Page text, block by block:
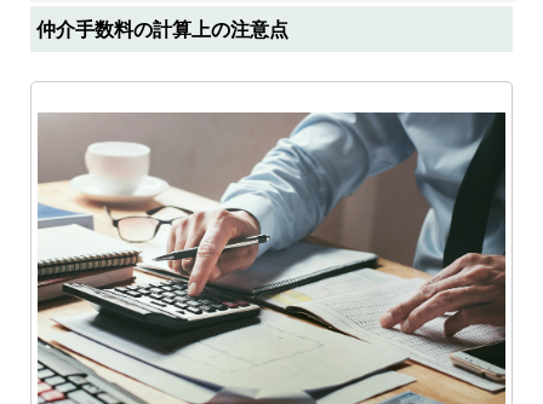
仲介手数料の計算上の注意点